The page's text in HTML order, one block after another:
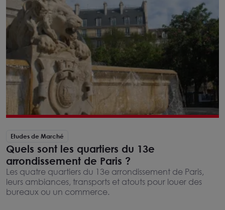
Etudes de Marché
Quels sont les quartiers du 13e
arrondissement de Paris ?
Les quatre quartiers du 13e arrondissement de Paris,
leurs ambiances, transports et atouts pour louer des
bureaux ou un commerce.